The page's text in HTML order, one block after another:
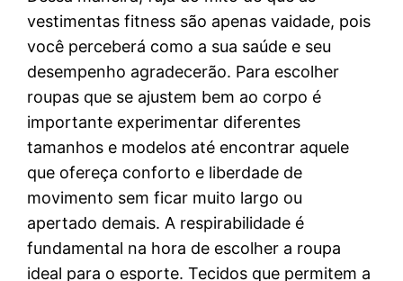
vestimentas fitness são apenas vaidade, pois
você perceberá como a sua saúde e seu
desempenho agradecerão. Para escolher
roupas que se ajustem bem ao corpo é
importante experimentar diferentes
tamanhos e modelos até encontrar aquele
que ofereça conforto e liberdade de
movimento sem ficar muito largo ou
apertado demais. A respirabilidade é
fundamental na hora de escolher a roupa
ideal para o esporte. Tecidos que permitem a